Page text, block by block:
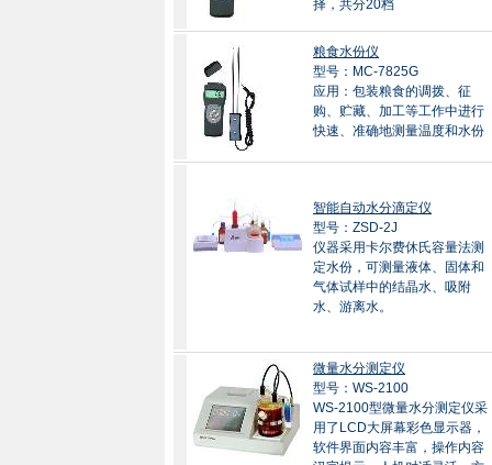
择，共分20档
粮食水份仪
型号：MC-7825G
应用：包装粮食的调拨、征
购、贮藏、加工等工作中进行
快速、准确地测量温度和水份
智能自动水分滴定仪
型号：ZSD-2J
仪器采用卡尔费休氏容量法测
定水份，可测量液体、固体和
气体试样中的结晶水、吸附
水、游离水。
微量水分测定仪
型号：WS-2100
WS-2100型微量水分测定仪采
用了LCD大屏幕彩色显示器，
软件界面内容丰富，操作内容